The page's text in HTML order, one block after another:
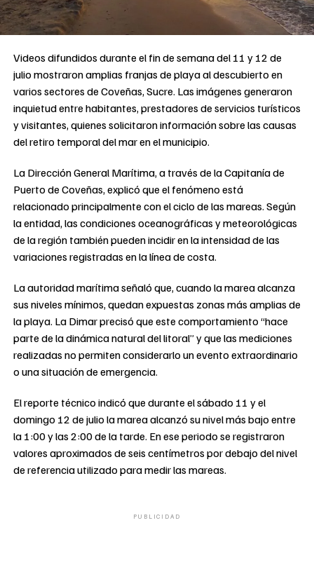
Videos difundidos durante el fin de semana del 11 y 12 de
julio mostraron amplias franjas de playa al descubierto en
varios sectores de Coveñas, Sucre. Las imágenes generaron
inquietud entre habitantes, prestadores de servicios turísticos
y visitantes, quienes solicitaron información sobre las causas
del retiro temporal del mar en el municipio.
La Dirección General Marítima, a través de la Capitanía de
Puerto de Coveñas, explicó que el fenómeno está
relacionado principalmente con el ciclo de las mareas. Según
la entidad, las condiciones oceanográficas y meteorológicas
de la región también pueden incidir en la intensidad de las
variaciones registradas en la línea de costa.
La autoridad marítima señaló que, cuando la marea alcanza
sus niveles mínimos, quedan expuestas zonas más amplias de
la playa. La Dimar precisó que este comportamiento “hace
parte de la dinámica natural del litoral” y que las mediciones
realizadas no permiten considerarlo un evento extraordinario
o una situación de emergencia.
El reporte técnico indicó que durante el sábado 11 y el
domingo 12 de julio la marea alcanzó su nivel más bajo entre
la 1:00 y las 2:00 de la tarde. En ese periodo se registraron
valores aproximados de seis centímetros por debajo del nivel
de referencia utilizado para medir las mareas.
PUBLICIDAD